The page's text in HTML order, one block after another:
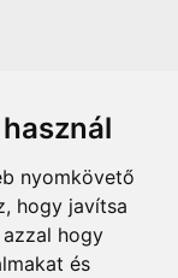
nyomkövető
hogy javítsa
hogy
és